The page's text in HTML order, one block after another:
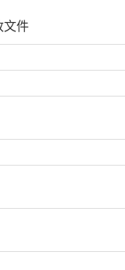
文件